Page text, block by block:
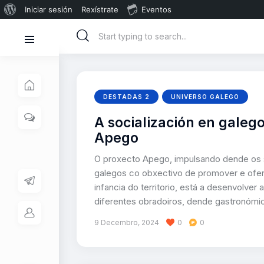
Iniciar sesión Rexístrate Eventos
DESTADAS 2 UNIVERSO GALEGO
A socialización en
Apego
O proxecto Apego, impulsando dende
galegos co obxectivo de promover e
infancia do territorio, está a desenvolver
diferentes obradoiros, dende
9 Decembro, 2024 0 0